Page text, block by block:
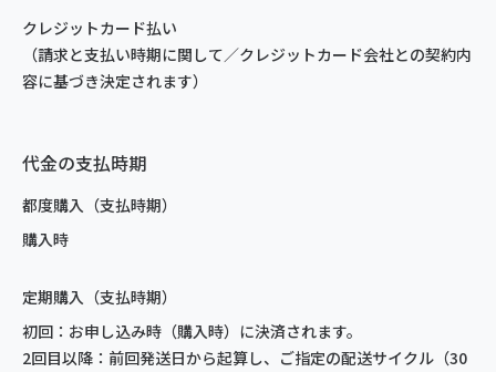
クレジットカード払い
（請求と支払い時期に関して／クレジットカード会社との契約内
容に基づき決定されます）
代金の支払時期
都度購入（支払時期）
購入時
定期購入（支払時期）
初回：お申し込み時（購入時）に決済されます。
2回目以降：前回発送日から起算し、ご指定の配送サイクル（30